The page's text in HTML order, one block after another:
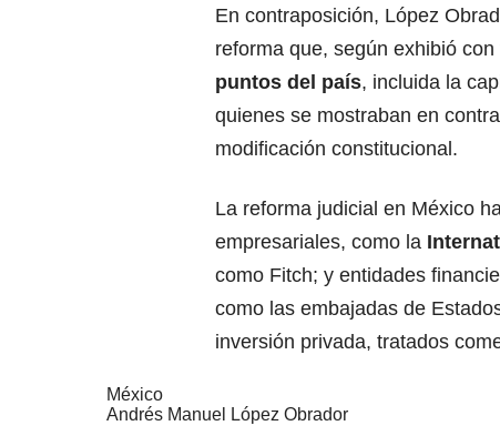
En contraposición, López
reforma que, según exhibió
puntos del país, incluida la
quienes se mostraban en
modificación constitucional.
La reforma judicial en México
empresariales, como la
como Fitch; y entidades
como las embajadas de
inversión privada, tratados
México
Andrés Manuel López Obrador